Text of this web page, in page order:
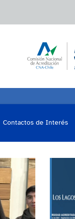
Contactos de Interés